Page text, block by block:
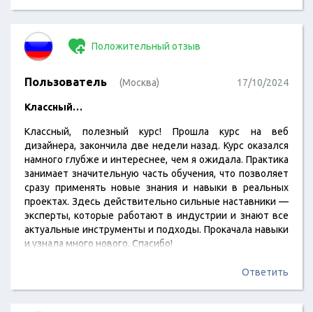
с большим удовольствием. Яркие эмоции и отличное
впечатление, всем…Положительный отзыв
Пользователь (Москва) 17/10/2024
Классный…
Классный, полезный курс! Прошла курс на веб
дизайнера, закончила две недели назад. Курс оказался
намного глубже и интереснее, чем я ожидала. Практика
занимает значительную часть обучения, что позволяет
сразу применять новые знания и навыки в реальных
проектах. Здесь действительно сильные наставники —
эксперты, которые работают в индустрии и знают все
актуальные инструменты и подходы. Прокачала навыки
и узнала много нового. Спасибо!
Ответить